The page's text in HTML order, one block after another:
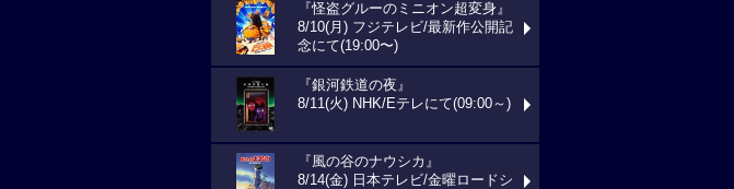
『怪盗グルーのミニオン超変身』
8/10(月) フジテレビ/最新作公開記
念にて(19:00〜)
『銀河鉄道の夜』
8/11(火) NHK/Eテレにて(09:00～)
『風の谷のナウシカ』
8/14(金) 日本テレビ/金曜ロードシ